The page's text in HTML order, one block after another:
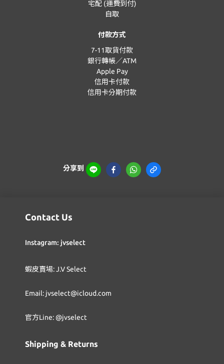
宅配 (運費到付)
自取
付款方式
7-11取貨付款
銀行轉帳／ATM
Apple Pay
信用卡付款
信用卡分期付款
分享到
Contact Us
Instagram: jvselect
蝦皮賣場: J.V Select
Email: jvselect@icloud.com
官方Line: @jvselect
Shipping & Returns